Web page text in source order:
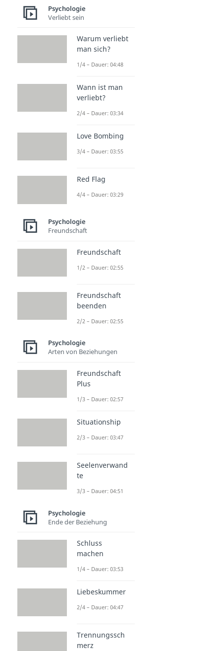
Psychologie
Verliebt sein
Warum verliebt
man sich?
1/4 – Dauer: 04:48
Wann ist man
verliebt?
2/4 – Dauer: 03:34
Love Bombing
3/4 – Dauer: 03:55
Red Flag
4/4 – Dauer: 03:29
Psychologie
Freundschaft
Freundschaft
1/2 – Dauer: 02:55
Freundschaft
beenden
2/2 – Dauer: 02:55
Psychologie
Arten von Beziehungen
Freundschaft
Plus
1/3 – Dauer: 02:57
Situationship
2/3 – Dauer: 03:47
Seelenverwand
te
3/3 – Dauer: 04:51
Psychologie
Ende der Beziehung
Schluss
machen
1/4 – Dauer: 03:53
Liebeskummer
2/4 – Dauer: 04:47
Trennungssch
merz